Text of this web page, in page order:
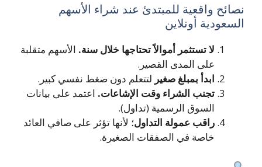
نصائح واقعية للمبتدئ عند شراء الأسهم
السعودية أونلاين
لا تستثمر أموالاً تحتاجها خلال سنة. الأسهم متقلبة
على المدى القصير.
ابدأ بمبلغ صغير لتتعلم دون ضغط نفسي كبير.
تجنب الشراء وقت الإشاعات. اعتمد على بيانات
السوق الرسمية (تداول).
راقب عمولة التداول؛ لأنها تؤثر على صافي العائد
خاصة في الصفقات الصغيرة.